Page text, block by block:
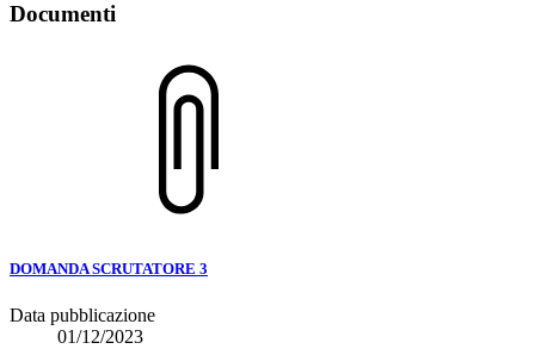
Documenti
DOMANDA SCRUTATORE 3
Data pubblicazione
01/12/2023